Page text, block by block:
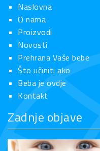
Naslovna
O nama
Proizvodi
Novosti
Prehrana Vaše bebe
Što učiniti ako
Beba je ovdje
Kontakt
Zadnje objave